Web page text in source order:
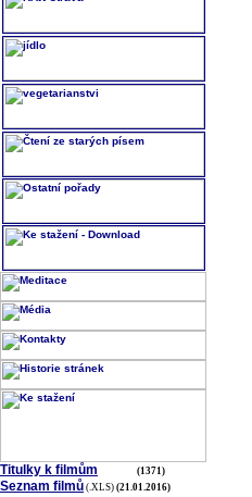
Titulky k filmům (1371)
Seznam filmů (.XLS) (21.01.2016)